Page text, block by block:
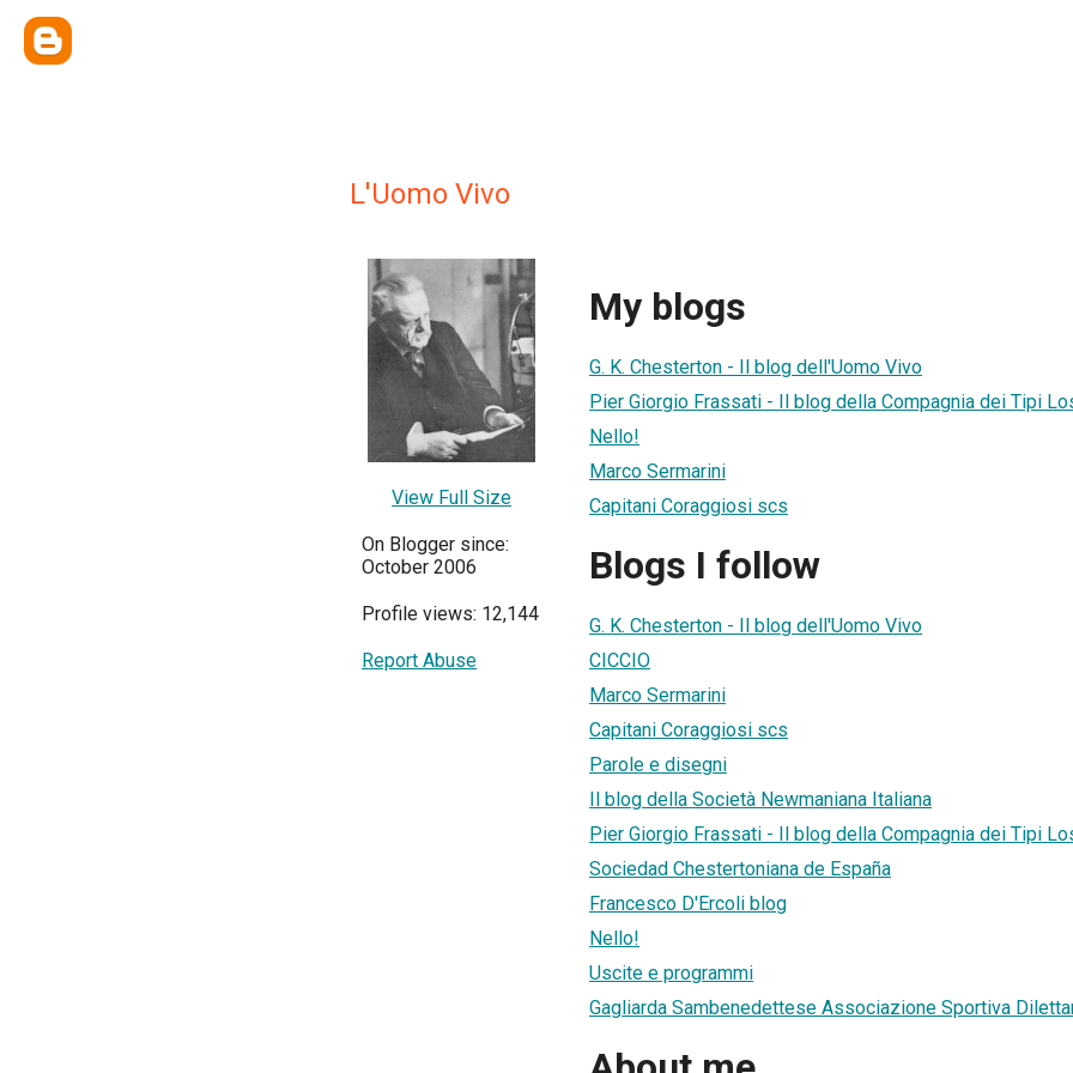
L'Uomo Vivo
View Full Size
On Blogger since:
October 2006
Profile views: 12,144
Report Abuse
My blogs
G. K. Chesterton - Il blog dell'Uomo Vivo
Pier Giorgio Frassati - Il blog della Compagnia dei Tipi
Nello!
Marco Sermarini
Capitani Coraggiosi scs
Blogs I follow
G. K. Chesterton - Il blog dell'Uomo Vivo
CICCIO
Marco Sermarini
Capitani Coraggiosi scs
Parole e disegni
Il blog della Società Newmaniana Italiana
Pier Giorgio Frassati - Il blog della Compagnia dei Tipi
Sociedad Chestertoniana de España
Francesco D'Ercoli blog
Nello!
Uscite e programmi
Gagliarda Sambenedettese Associazione Sportiva